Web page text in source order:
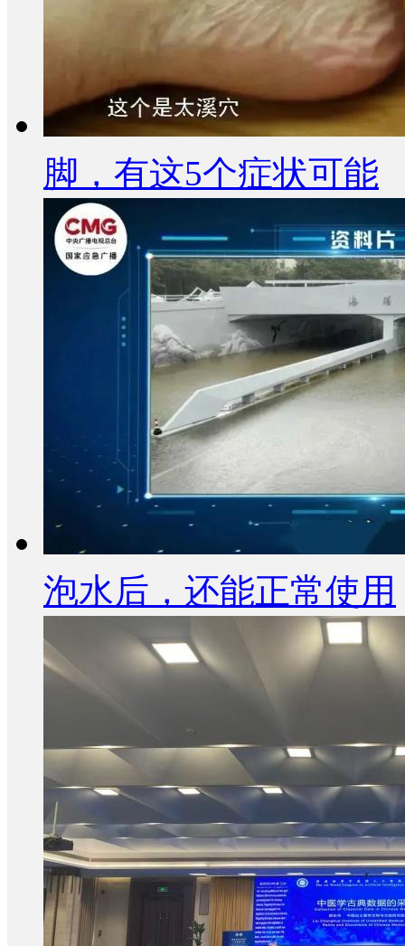
脚，有这5个症状可能
泡水后，还能正常使用